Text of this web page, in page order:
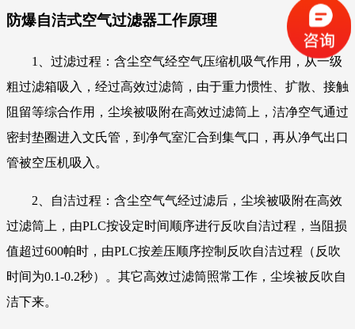
防爆自洁式空气过滤器工作原理
1、过滤过程：含尘空气经空气压缩机吸气作用，从一级
粗过滤箱吸入，经过高效过滤筒，由于重力惯性、扩散、接触
阻留等综合作用，尘埃被吸附在高效过滤筒上，洁净空气通过
密封垫圈进入文氏管，到净气室汇合到集气口，再从净气出口
管被空压机吸入。
2、自洁过程：含尘空气气经过滤后，尘埃被吸附在高效
过滤筒上，由PLC按设定时间顺序进行反吹自洁过程，当阻损
值超过600帕时，由PLC按差压顺序控制反吹自洁过程（反吹
时间为0.1-0.2秒）。其它高效过滤筒照常工作，尘埃被反吹自
洁下来。